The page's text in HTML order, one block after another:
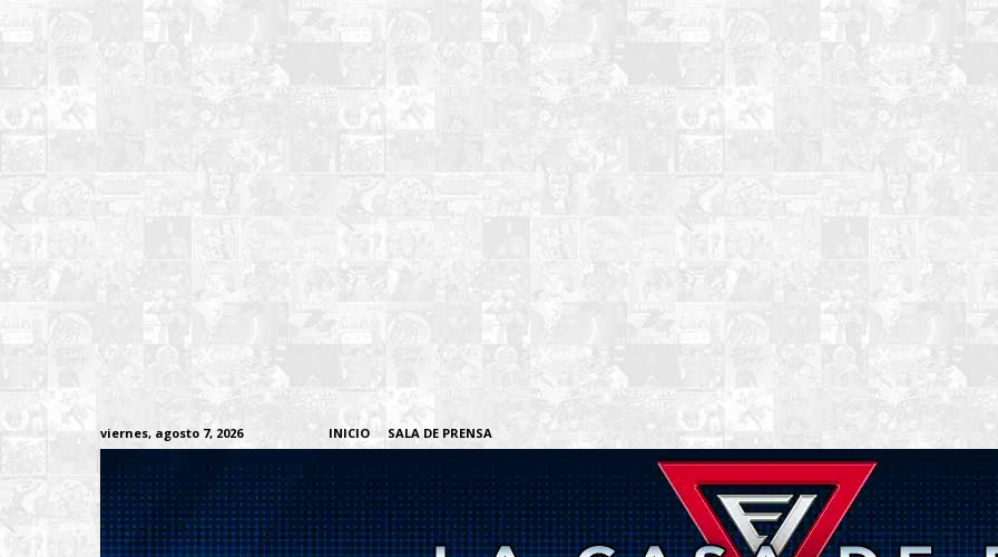
viernes, agosto 7, 2026 INICIO SALA DE PRENSA